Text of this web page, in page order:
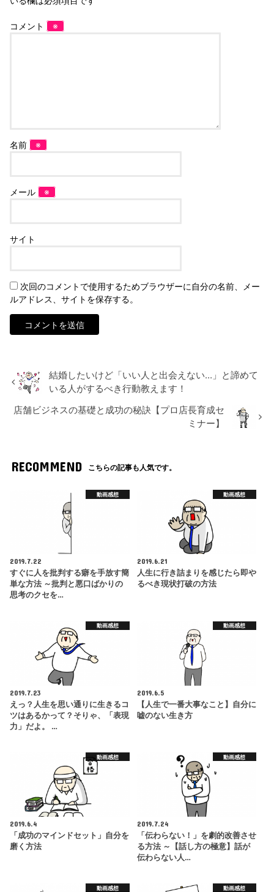
コメント ※
名前 ※
メール ※
サイト
次回のコメントで使用するためブラウザーに自分の名前、メー
ルアドレス、サイトを保存する。
結婚したいけど「いい人と出会えない…」と諦めて
いる人がするべき行動教えます！
店舗ビジネスの基礎と成功の秘訣【プロ店長育成セ
ミナー】
RECOMMEND こちらの記事も人気です。
動画感想
2019.7.22
すぐに人を批判する癖を手放す簡
単な方法 ～批判と悪口ばかりの
思考のクセを…
動画感想
2019.6.21
人生に行き詰まりを感じたら即や
るべき現状打破の方法
動画感想
2019.7.23
えっ？人生を思い通りに生きるコ
ツはあるかって？そりゃ、「表現
力」だよ。 …
動画感想
2019.6.5
【人生で一番大事なこと】自分に
嘘のない生き方
動画感想
2019.6.4
「成功のマインドセット」自分を
磨く方法
動画感想
2019.7.24
「伝わらない！」を劇的改善させ
る方法 ～【話し方の極意】話が
伝わらない人…
動画感想 動画感想